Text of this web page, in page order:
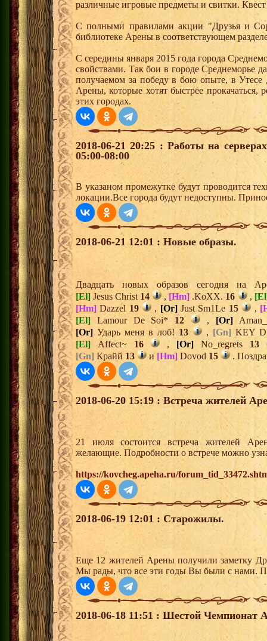
различные игровые предметы и свитки.
С полными правилами акции "Друзья и
библиотеке Арены в соответствующем
С середины января 2015 года города
свойствами. Так бои в городе Среднеморье
получаемом за победу в бою опыте, в
Арены, которые хотят быстрее прокачаться,
этих городах.
2018-06-21 20:25 : Работы на
05:00-08:00
В указаном промежутке будут проводится
локации.Все города будут недоступны.
2018-06-21 12:01 : Новые образы.
Двадцать новых образов сегодня на
[El] Jesus Christ 14 , [Hm] .KoXX. 16 ,
[Hm] Dazzel 19 , [Or]Just Sm1Le 15 ,
[El] Lamour De Soi* 12 , [Or]
[Or]Ударь меня в лоб! 13 , [Gn] KEY
[El] Affect~ 16 , [Or] No_regrets 13
[Gn] Крайй 13 и [Hm] Dovod 15 .
2018-06-20 15:19 : Встреча жителей
21 июля состоится встреча жителей
желающие. Подробности о встрече можно
https://kovcheg.apeha.ru/
2018-06-19 12:01 : Старожилы.
Еще 12 жителей Арены получили заметку
Мы рады, что все эти годы Вы были с нами.
2018-06-18 11:51 : Шестой Чемпионат